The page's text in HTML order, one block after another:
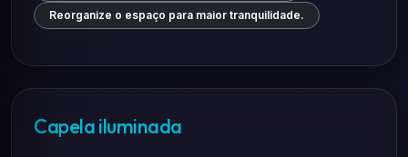
Reorganize o espaço para maior tranquilidade.
Capela iluminada